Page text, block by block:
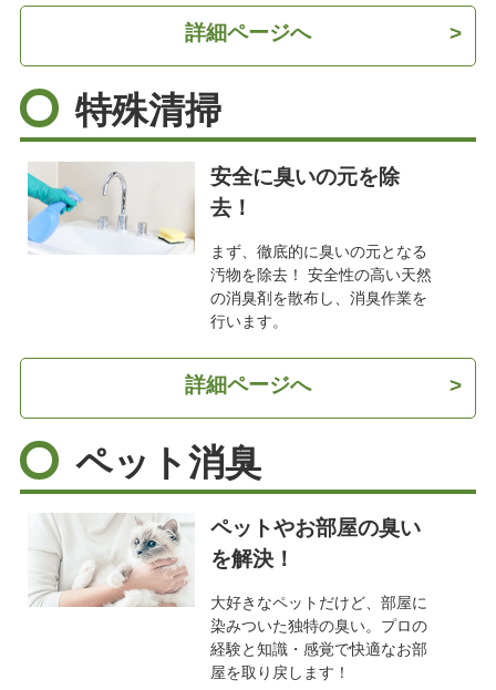
詳細ページへ >
特殊清掃
安全に臭いの元を除
去！
まず、徹底的に臭いの元となる
汚物を除去！ 安全性の高い天然
の消臭剤を散布し、消臭作業を
行います。
詳細ページへ >
ペット消臭
ペットやお部屋の臭い
を解決！
大好きなペットだけど、部屋に
染みついた独特の臭い。プロの
経験と知識・感覚で快適なお部
屋を取り戻します！